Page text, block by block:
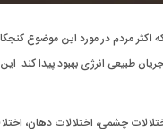
اکثر مردم در مورد این موضوع
طبیعی انرژی بهبود پیدا کند.
چشمی، اختلالات دهان،